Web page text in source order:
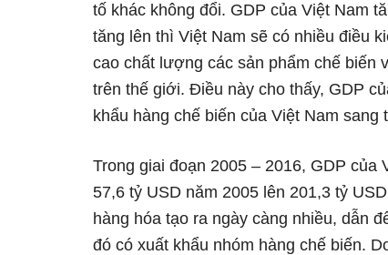
tố khác không đổi. GDP của Việt Nam
tăng lên thì Việt Nam sẽ có nhiều điều
cao chất lượng các sản phẩm chế biến
trên thế giới. Điều này cho thấy, GDP
khẩu hàng chế biến của Việt Nam sang
Trong giai đoạn 2005 – 2016, GDP
57,6 tỷ USD năm 2005 lên 201,3 tỷ
hàng hóa tạo ra ngày càng nhiều, dẫn
đó có xuất khẩu nhóm hàng chế biến.